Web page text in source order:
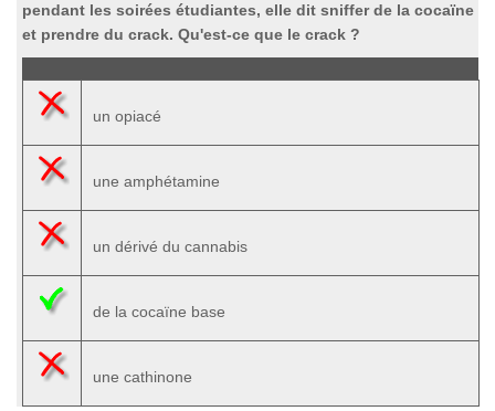
pendant les soirées étudiantes, elle dit sniffer de la cocaïne
et prendre du crack. Qu'est-ce que le crack ?
un opiacé
une amphétamine
un dérivé du cannabis
de la cocaïne base
une cathinone